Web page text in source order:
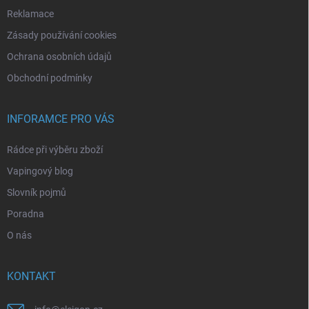
Reklamace
Zásady používání cookies
Ochrana osobních údajů
Obchodní podmínky
INFORAMCE PRO VÁS
Rádce při výběru zboží
Vapingový blog
Slovník pojmů
Poradna
O nás
KONTAKT